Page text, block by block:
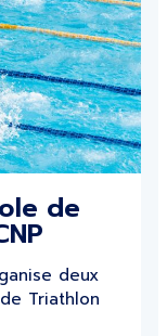
de
deux
Triathlon